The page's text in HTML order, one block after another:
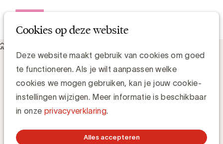
Cookies op deze website
Deze website maakt gebruik van cookies om goed
te functioneren. Als je wilt aanpassen welke
cookies we mogen gebruiken, kan je jouw cookie-
instellingen wijzigen. Meer informatie is beschikbaar
in onze privacyverklaring.
Alles accepteren
E-commerce legal
Aan welke wettelijke en administratieve
verplichtingen moet mijn webshop voldoen?
TRAINING 24/7 45m BYHERMAN MAES